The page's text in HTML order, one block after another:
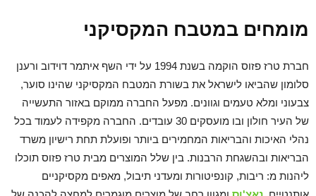
מומחים במטבח המקסיקני
חברת טרז פזוס הוקמה בשנת 1994 על ידי השף איתמר דוידוב ורענן
סלומון שהביאו לישראל את בשורת המטבח המקסיקני שהינו סוער,
צבעוני ומלא טעמים וגוונים. מפעל החברה ממוקם באזור התעשייה
של העיר חולון ובו מועסקים 30 עובדים. החברה מקפידה לעמוד בכל
נהלי האיכות והבריאות המחמירים ביותר ופועלת תחת רישיון משרד
הבריאות ובהשגחת הרבנות. בין שלל המוצרים מבית טרז פזוס תוכלו
ליהנות מ: ריבות, קונפיטורות ומעדני תיבול, מאפים מקסיקניים